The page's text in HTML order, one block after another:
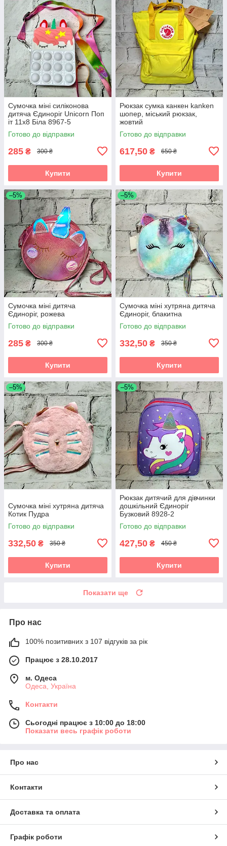
Сумочка міні силіконова
дитяча Єдиноріг Unicorn Поп
іт 11х8 Біла 8967-5
Готово до відправки
285 ₴ 300 ₴
Купити
Рюкзак сумка канкен kanken
шопер, міський рюкзак,
жовтий
Готово до відправки
617,50 ₴ 650 ₴
Купити
–5%
Сумочка міні дитяча
Єдиноріг, рожева
Готово до відправки
285 ₴ 300 ₴
Купити
–5%
Сумочка міні хутряна дитяча
Єдиноріг, блакитна
Готово до відправки
332,50 ₴ 350 ₴
Купити
–5%
Сумочка міні хутряна дитяча
Котик Пудра
Готово до відправки
332,50 ₴ 350 ₴
Купити
–5%
Рюкзак дитячий для дівчинки
дошкільний Єдиноріг
Бузковий 8928-2
Готово до відправки
427,50 ₴ 450 ₴
Купити
Показати ще
Про нас
100% позитивних з 107 відгуків за рік
Працює з 28.10.2017
м. Одеса
Одеса, Україна
Контакти
Сьогодні працює з 10:00 до 18:00
Показати весь графік роботи
Про нас
Контакти
Доставка та оплата
Графік роботи